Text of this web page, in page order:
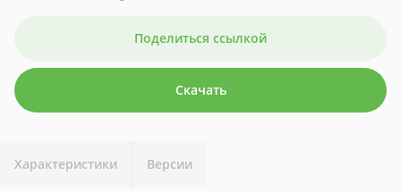
Поделиться ссылкой
Скачать
Характеристики Версии